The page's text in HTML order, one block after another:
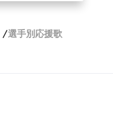
選手別応援歌